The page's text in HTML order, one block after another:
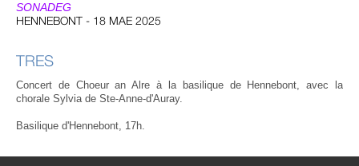
SONADEG
HENNEBONT - 18 MAE 2025
TRES
Concert de Choeur an Alre à la basilique de Hennebont, avec la
chorale Sylvia de Ste-Anne-d'Auray.
Basilique d'Hennebont, 17h.